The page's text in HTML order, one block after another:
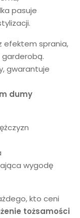
pasuje
efektem sprania,
gwarantuje
dumy
wygodę
kto ceni
tożsamości